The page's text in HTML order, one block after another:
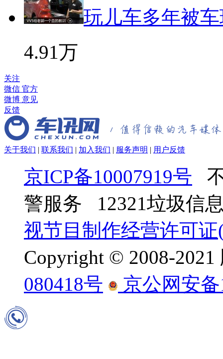
玩儿车多年被
4.91万
关注
微信 官方
微博 意见
反馈
关于我们 | 联系我们 | 加入我们 | 服务声明 | 用户反馈
京ICP备10007919号
警服务 12321垃圾信
视节目制作经营许可证
Copyright © 2008-
080418号
京公网安备